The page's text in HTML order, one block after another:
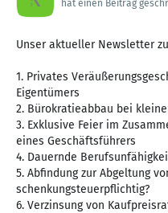
hat einen Beitrag
Unser aktueller Newsletter
1. Privates
Eigentümers
2. Bürokratieabbau bei
3. Exklusive Feier im
eines Geschäftsführers
4. Dauernde
5. Abfindung zur Abgeltung
schenkungsteuerpflichtig?
6. Verzinsung von